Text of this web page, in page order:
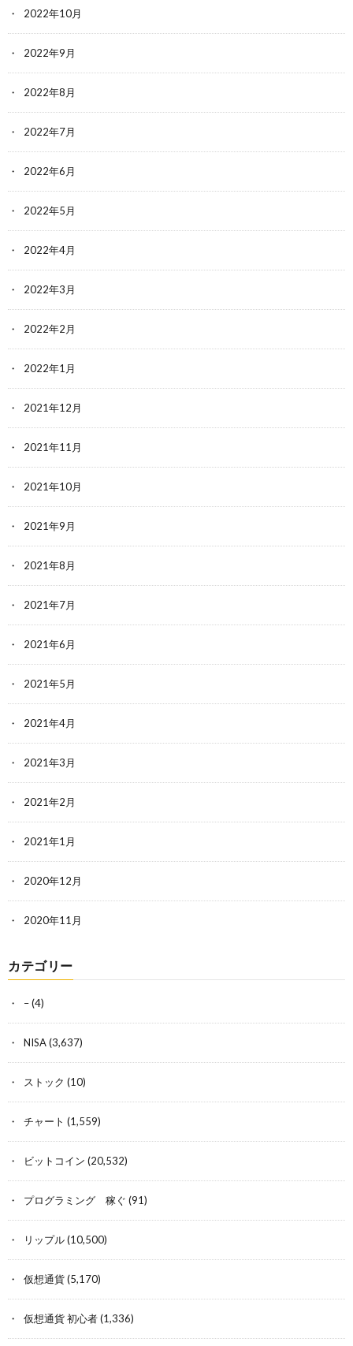
2022年10月
2022年9月
2022年8月
2022年7月
2022年6月
2022年5月
2022年4月
2022年3月
2022年2月
2022年1月
2021年12月
2021年11月
2021年10月
2021年9月
2021年8月
2021年7月
2021年6月
2021年5月
2021年4月
2021年3月
2021年2月
2021年1月
2020年12月
2020年11月
カテゴリー
–(4)
NISA(3,637)
ストック (10)
チャート (1,559)
ビットコイン (20,532)
プログラミング 稼ぐ (91)
リップル(10,500)
仮想通貨(5,170)
仮想通貨 初心者(1,336)